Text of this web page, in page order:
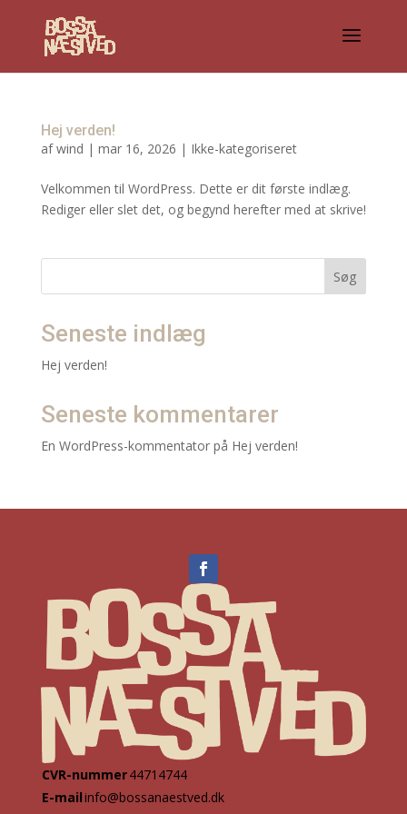
Hej verden!
afwind | mar 16, 2026 | Ikke-kategoriseret
Velkommen til WordPress. Dette er dit første indlæg.
Rediger eller slet det, og begynd herefter med at skrive!
Søg
Seneste indlæg
Hej verden!
Seneste kommentarer
En WordPress-kommentatorpå Hej verden!
CVR-nummer44714744
E-mailinfo@bossanaestved.dk